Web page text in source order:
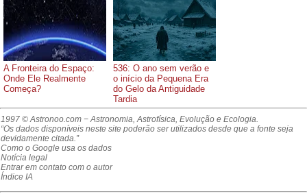
A Fronteira do Espaço:
Onde Ele Realmente
Começa?
536: O ano sem verão e
o início da Pequena Era
do Gelo da Antiguidade
Tardia
1997 © Astronoo.com − Astronomia, Astrofísica, Evolução e Ecologia.
“Os dados disponíveis neste site poderão ser utilizados desde que a fonte seja
devidamente citada.”
Como o Google usa os dados
Notícia legal
Entrar em contato com o autor
Índice IA